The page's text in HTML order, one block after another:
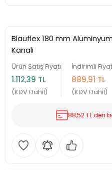
Blauflex 180 mm
Kanalı
İndirimli
889,91 TL
(KDV Dahil)
Ürün Satış Fiyatı
1.112,39 TL
(KDV Dahil)
88,52 TL den